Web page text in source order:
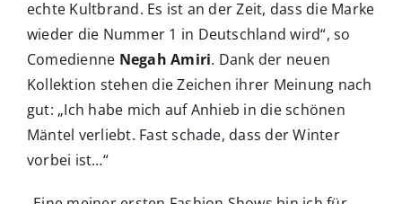
echte Kultbrand. Es ist an der Zeit, dass die Marke
wieder die Nummer 1 in Deutschland wird“, so
Comedienne Negah Amiri. Dank der neuen
Kollektion stehen die Zeichen ihrer Meinung nach
gut: „Ich habe mich auf Anhieb in die schönen
Mäntel verliebt. Fast schade, dass der Winter
vorbei ist…“